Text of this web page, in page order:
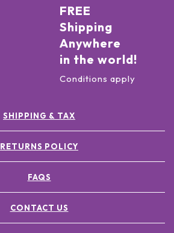
FREE
Shipping
Anywhere
in the world!
Conditions apply
SHIPPING & TAX
RETURNS POLICY
FAQS
CONTACT US